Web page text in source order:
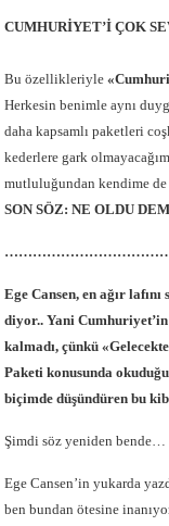
CUMHURİYET’İ ÇOK
Bu özellikleriyle
Herkesin benimle aynı
daha kapsamlı paketleri
kederlere gark
mutluluğundan kendime de
SON SÖZ: NE OLDU
Ege Cansen, en ağır
diyor.. Yani
kalmadı, çünkü
Paketi konusunda
biçimde düşündüren bu
Şimdi söz yeniden bende…
Ege Cansen’in yukarda
ben bundan ötesine